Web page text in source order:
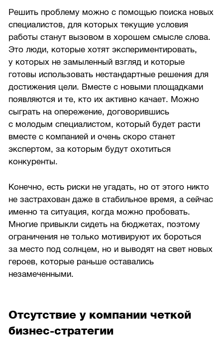
Решить проблему можно с помощью поиска новых
специалистов, для которых текущие условия
работы станут вызовом в хорошем смысле слова.
Это люди, которые хотят экспериментировать,
у которых не замыленный взгляд и которые
готовы использовать нестандартные решения для
достижения цели. Вместе с новыми площадками
появляются и те, кто их активно качает. Можно
сыграть на опережение, договорившись
с молодым специалистом, который будет расти
вместе с компанией и очень скоро станет
экспертом, за которым будут охотиться
конкуренты.
Конечно, есть риски не угадать, но от этого никто
не застрахован даже в стабильное время, а сейчас
именно та ситуация, когда можно пробовать.
Многие привыкли сидеть на бюджетах, поэтому
ограничения не только мотивируют их бороться
за место под солнцем, но и выводят на свет новых
героев, которые раньше оставались
незамеченными.
Отсутствие у компании четкой
бизнес-стратегии